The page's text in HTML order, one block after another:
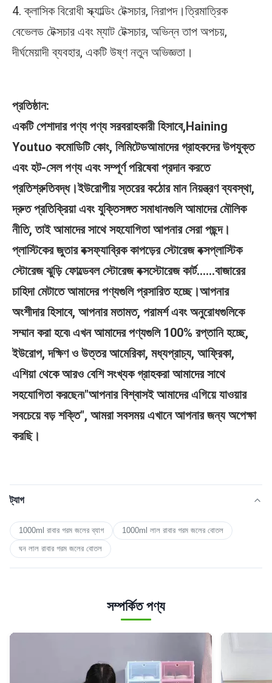
4. ক্লাসিক বিরোধী স্ক্যাল্ডিং টেক্সচার, নিরাপদ।ত্রিমাত্রিক
বেভেলড টেক্সচার এবং ম্যাট টেক্সচার, অভিন্ন তাপ অপচয়,
দীর্ঘমেয়াদী ব্যবহার, একটি উষ্ণ নতুন অভিজ্ঞতা।
প্রতিষ্ঠান:
একটি পেশাদার পণ্য পণ্য সরবরাহকারী হিসাবে,Haining
Youtuo কমোডিটি কোং, লিমিটেডআমাদের গ্রাহকদের উপযুক্ত
এবং হট-সেল পণ্য এবং সম্পূর্ণ পরিষেবা প্রদান করতে
প্রতিশ্রুতিবদ্ধ।ইউরোপীয় স্তরের কঠোর মান নিয়ন্ত্রণ ব্যবস্থা,
দ্রুত প্রতিক্রিয়া এবং যুক্তিসঙ্গত সমাধানগুলি আমাদের মৌলিক
নীতি, তাই আমাদের সাথে সহযোগিতা আপনার সেরা পছন্দ।
প্লাস্টিকের জুতার বক্সফ্যাব্রিক কাপড়ের স্টোরেজ বক্সপ্লাস্টিক
স্টোরেজ ঝুড়ি ফোল্ডেবল স্টোরেজ বক্সস্টোরেজ কার্ট......বাজারের
চাহিদা মেটাতে আমাদের পণ্যগুলি প্রসারিত হচ্ছে।আপনার
অংশীদার হিসাবে, আপনার মতামত, পরামর্শ এবং অনুরোধগুলিকে
সম্মান করা হবে৷ এখন আমাদের পণ্যগুলি 100% রপ্তানি হচ্ছে,
ইউরোপ, দক্ষিণ ও উত্তর আমেরিকা, মধ্যপ্রাচ্য, আফ্রিকা,
এশিয়া থেকে আরও বেশি সংখ্যক গ্রাহকরা আমাদের সাথে
সহযোগিতা করছেন৷"আপনার বিশ্বাসই আমাদের এগিয়ে যাওয়ার
সবচেয়ে বড় শক্তি", আমরা সবসময় এখানে আপনার জন্য অপেক্ষা
করছি।
ট্যাগ
1000ml রাবার গরম জলের ব্যাগ
1000ml লাল রাবার গরম জলের বোতল
ঘন লাল রাবার গরম জলের বোতল
সম্পর্কিত পণ্য